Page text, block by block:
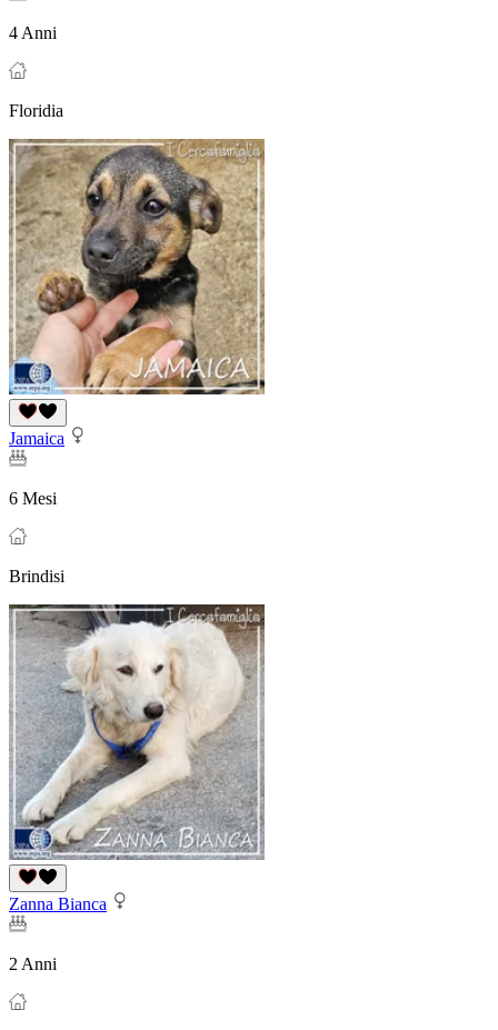
4 Anni
Floridia
Jamaica
6 Mesi
Brindisi
Zanna Bianca
2 Anni